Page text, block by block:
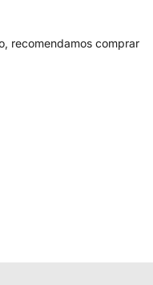
recomendamos comprar